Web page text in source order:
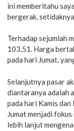
ini memberitahu
bergerak,
Terhadap sejumlah
103,51. Harga
pada hari Jumat,
Selanjutnya pasar
diantaranya adalah
pada hari Kamis
Jumat menjadi
lebih lanjut